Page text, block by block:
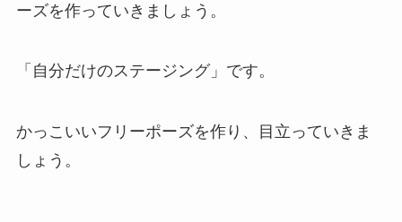
ーズを作っていきましょう。
「自分だけのステージング」です。
かっこいいフリーポーズを作り、目立っていきま
しょう。